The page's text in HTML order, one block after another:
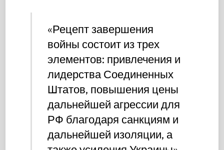
«Рецепт завершения
войны состоит из трех
элементов: привлечения и
лидерства Соединенных
Штатов, повышения цены
дальнейшей агрессии для
РФ благодаря санкциям и
дальнейшей изоляции, а